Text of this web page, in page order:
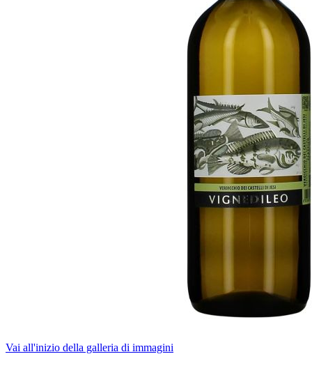
Vai all'inizio della galleria di immagini